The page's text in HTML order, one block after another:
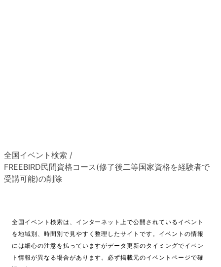
全国イベント検索 /
FREEBIRD民間資格コース(修了後二等国家資格を経験者で
受講可能)の削除
全国イベント検索は、インターネット上で公開されているイベント
を地域別、時間別で見やすく整理したサイトです。イベントの情報
には細心の注意を払っていますがデータ更新のタイミングでイベン
ト情報が異なる場合があります。必ず掲載元のイベントページで確